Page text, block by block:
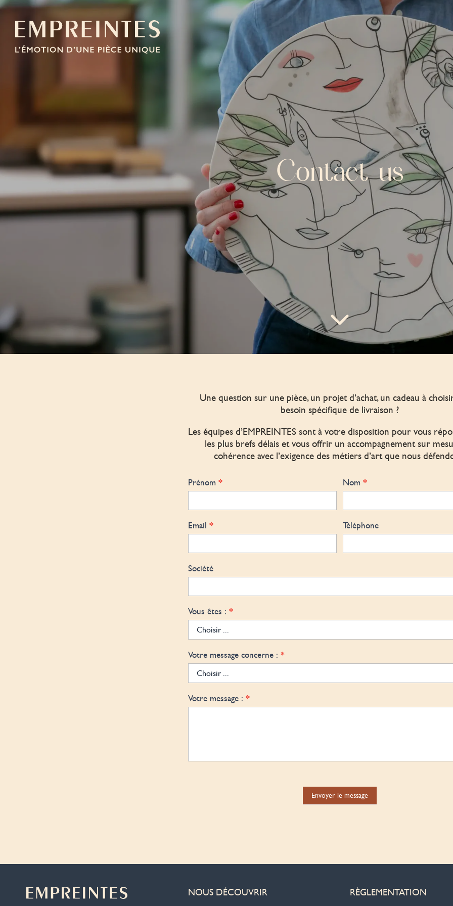
Contact us
Une question sur une pièce, un projet d’achat, un cadeau à
besoin spécifique de livraison ?
Les équipes d’EMPREINTES sont à votre disposition pour vous
les plus brefs délais et vous offrir un accompagnement sur
cohérence avec l’exigence des métiers d’art que nous
Contact
Prénom * Nom *
Email * Téléphone
Société
Vous êtes : *
Votre message concerne : *
Votre message : *
Envoyer le message
NOUS DÉCOUVRIR RÈGLEMENTATION